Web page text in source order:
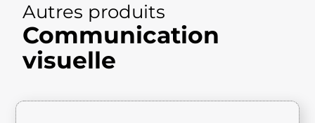
Autres produits
Communication
visuelle